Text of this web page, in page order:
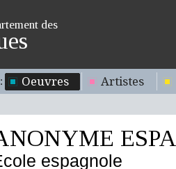
des
Oeuvres Artistes
espagnole